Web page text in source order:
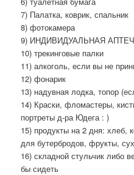
7) Палатка, коврик, спальник
8) фотокамера
9) ИНДИВИДУАЛЬНАЯ
10) трекинговые палки
11) алкоголь, если вы не
12) фонарик
13) надувная лодка, топор
14) Краски, фломастеры,
портреты д-ра Юдега : )
15) продукты на 2 дня: хлеб,
для бутербродов, фрукты,
16) складной стульчик либо
бы сидеть